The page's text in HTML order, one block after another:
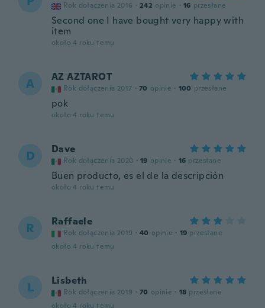
Rok dołączenia 2016 · 242 opinie · 16 przesłane
Second one I have bought very happy with
item
około 4 roku temu
A AZ AZTAROT
Rok dołączenia 2017 · 70 opinie · 100 przesłane
pok
około 4 roku temu
D Dave
Rok dołączenia 2020 · 19 opinie · 16 przesłane
Buen producto, es el de la descripción
około 4 roku temu
R Raffaele
Rok dołączenia 2019 · 40 opinie · 19 przesłane
około 4 roku temu
L Lisbeth
Rok dołączenia 2019 · 70 opinie · 18 przesłane
około 4 roku temu